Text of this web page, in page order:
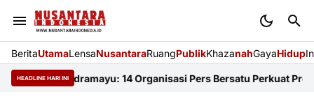
BeritaUtamaLensaNusantaraRuangPublikKhazanahGayaHidup
HEADLINE HARI INI
FKJI Indramayu: 14 Organisasi Pers Bersatu Perkuat